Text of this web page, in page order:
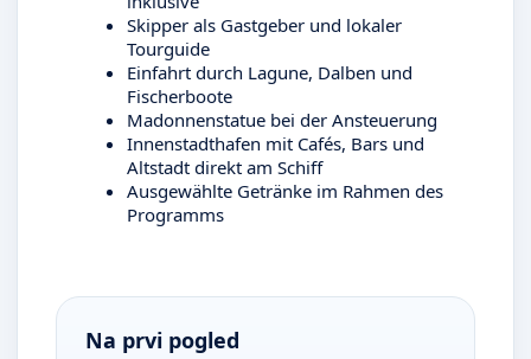
Skipper als Gastgeber und lokaler
Tourguide
Einfahrt durch Lagune, Dalben und
Fischerboote
Madonnenstatue bei der Ansteuerung
Innenstadthafen mit Cafés, Bars und
Altstadt direkt am Schiff
Ausgewählte Getränke im Rahmen des
Programms
Na prvi pogled